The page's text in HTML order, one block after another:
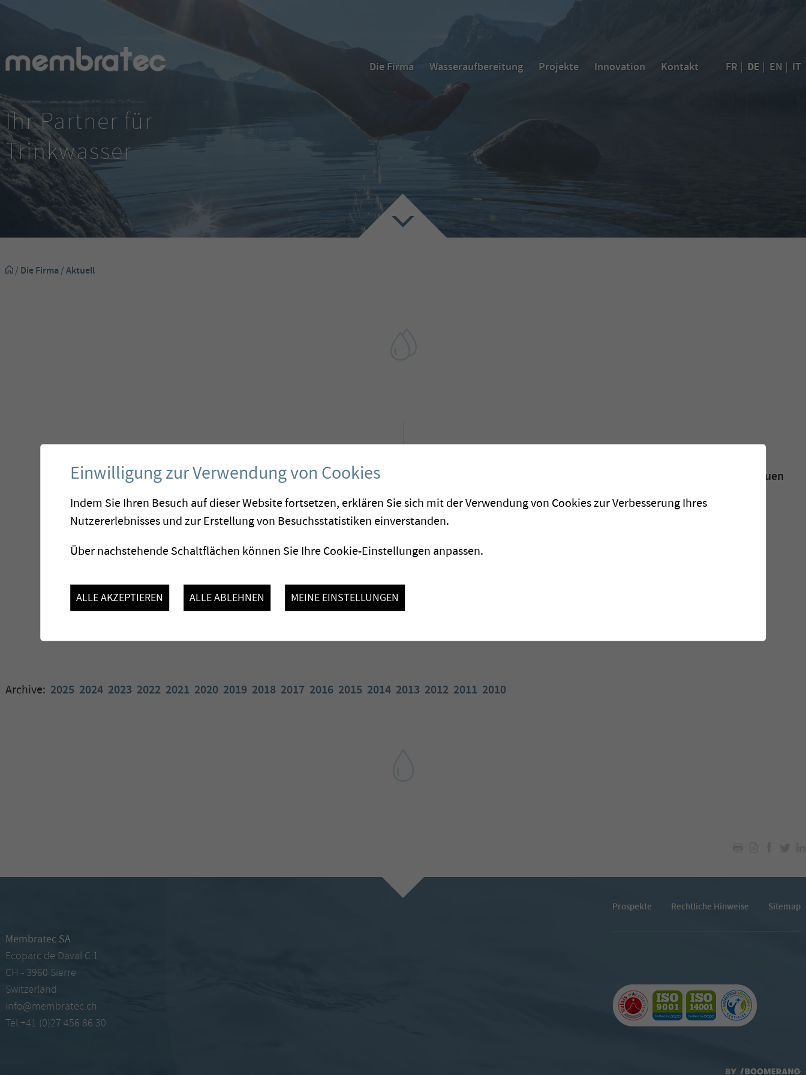
FR | DE | EN | IT
Die Firma Wasseraufbereitung Projekte Innovation Kontakt
Ihr Partner für
Trinkwasser
/ Die Firma/Aktuell
Aktuell
Erfahren Sie hier mehr über unsere neusten Installationen, unsere neuen
Produkte und über zukünftige Ereignisse.
Archive: 2025 2024 2023 2022 2021 2020 2019 2018 2017 2016 2015 2014 2013 2012 2011 2010
Membratec SA
Ecoparc de Daval C 1
CH - 3960 Sierre
Switzerland
info@membratec.ch
Tél.+41 (0)27 456 86 30
Prospekte Rechtliche Hinweise Sitemap
Einwilligung zur Verwendung von Cookies
Indem Sie Ihren Besuch auf dieser Website fortsetzen, erklären Sie sich mit der Verwendung von Cookies zur Verbesserung Ihres
Nutzererlebnisses und zur Erstellung von Besuchsstatistiken einverstanden.
Über nachstehende Schaltflächen können Sie Ihre Cookie-Einstellungen anpassen.
ALLE AKZEPTIEREN ALLE ABLEHNEN MEINE EINSTELLUNGEN